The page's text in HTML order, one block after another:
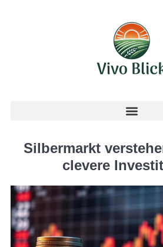
Silbermarkt
clevere